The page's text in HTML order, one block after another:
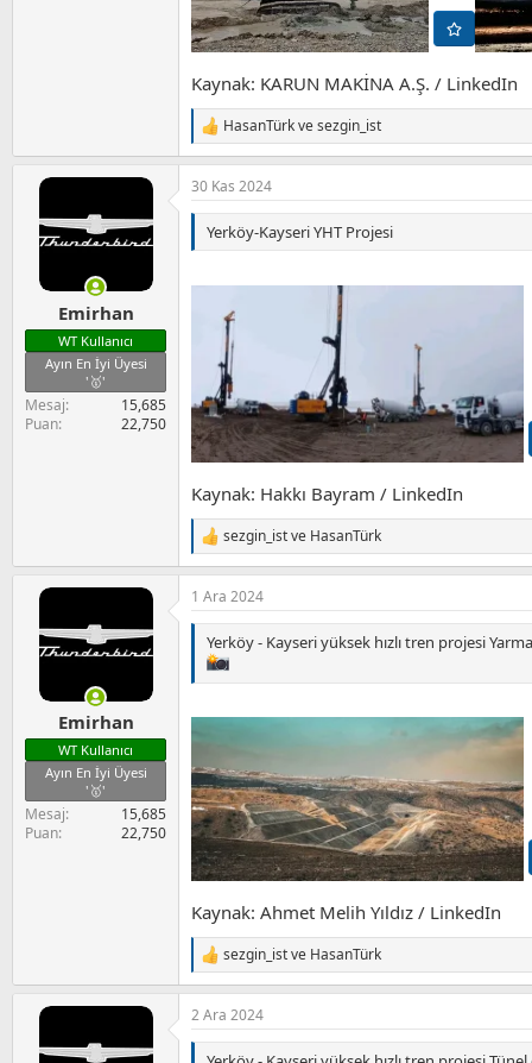
Kaynak: KARUN MAKİNA A.Ş. / LinkedIn
T
e
p
k
i
e
:
HasanTürkvesezgin_ist
Emirhan
WT Kullanıcı
Ayın En İyi Üyesi
'🥇'
Mesaj
15,685
Puan
22,750
30 Kas 2024
Yerköy-Kayseri YHT Projesi
Kaynak: Hakkı Bayram / LinkedIn
T
e
p
k
i
e
sezgin_istve HasanTürk
Emirhan
WT Kullanıcı
Ayın En İyi Üyesi
'🥇'
Mesaj
15,685
Puan
22,750
1 Ara 2024
Yerköy - Kayseri yüksek hızlı tren projesi
Kaynak: Ahmet Melih Yıldız / LinkedIn
T
e
p
k
i
sezgin_istve HasanTürk
2 Ara 2024